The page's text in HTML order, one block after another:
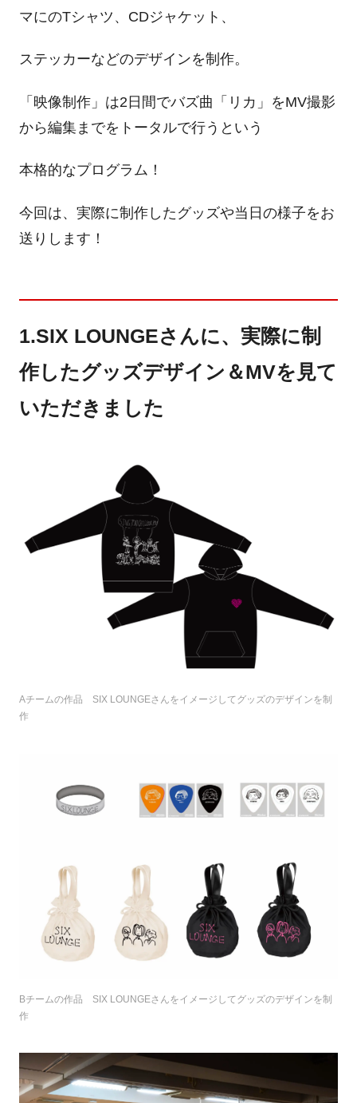
マにのTシャツ、CDジャケット、
ステッカーなどのデザインを制作。
「映像制作」は2日間でバズ曲「リカ」をMV撮影
から編集までをトータルで行うという
本格的なプログラム！
今回は、実際に制作したグッズや当日の様子をお
送りします！
1.SIX LOUNGEさんに、実際に制
作したグッズデザイン＆MVを見て
いただきました
Aチームの作品 SIX LOUNGEさんをイメージしてグッズのデザインを制
作
Bチームの作品 SIX LOUNGEさんをイメージしてグッズのデザインを制
作